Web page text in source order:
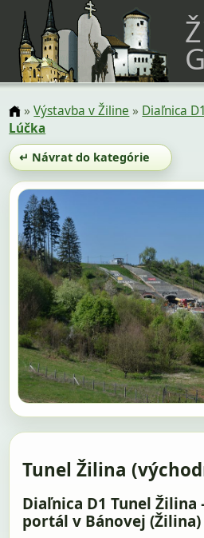
»Výstavba v Žiline » Diaľnica D1
Lúčka
↵ Návrat do kategórie
Tunel Žilina
Diaľnica D1 Tunel Žilina
portál v Bánovej (Žilina)